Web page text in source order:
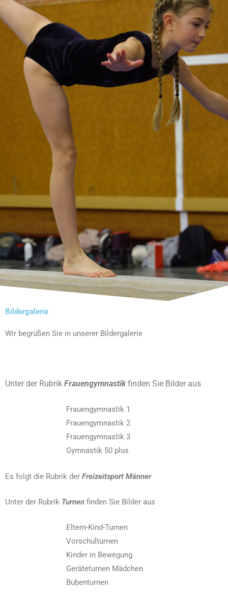
Bildergalerie
Wir begrüßen Sie in unserer Bildergalerie
Unter der Rubrik Frauengymnastikfinden Sie Bilder aus
Frauengymnastik 1
Frauengymnastik 2
Frauengymnastik 3
Gymnastik 50 plus
Es folgt die Rubrik der Freizeitsport Männer
Unter der Rubrik Turnen finden Sie Bilder aus
Eltern-Kind-Turnen
Vorschulturnen
Kinder in Bewegung
Geräteturnen Mädchen
Bubenturnen